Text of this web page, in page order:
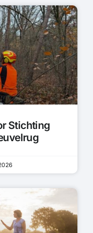
Stichting